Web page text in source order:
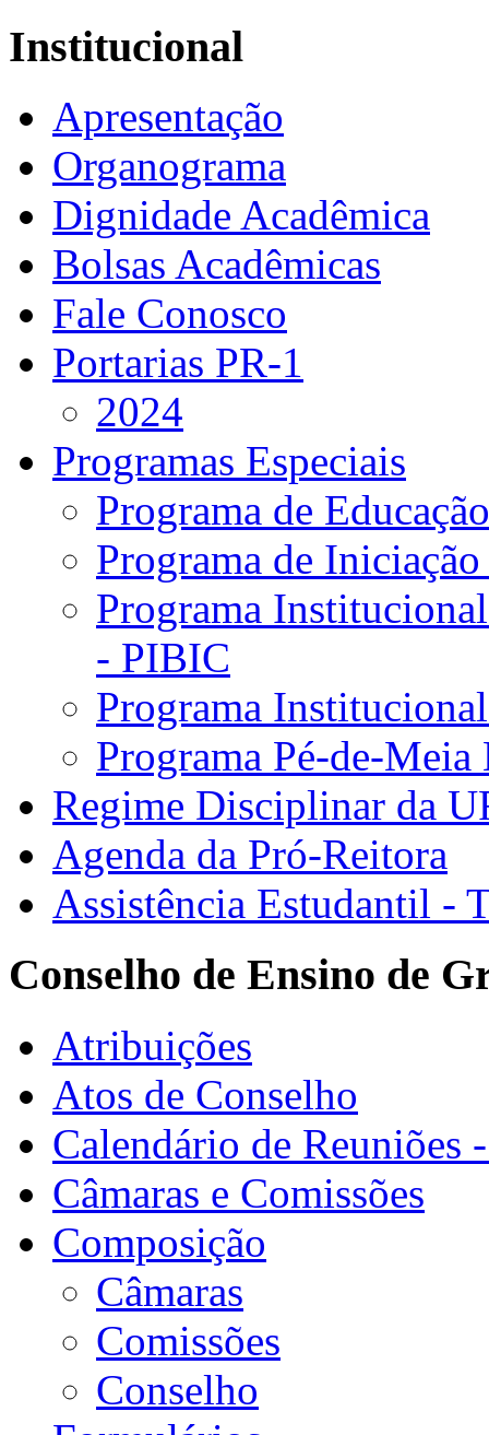
Institucional
Apresentação
Organograma
Dignidade Acadêmica
Bolsas Acadêmicas
Fale Conosco
Portarias PR-1
2024
Programas Especiais
Programa de
Programa de
Programa
- PIBIC
Programa
Programa Pé-de-
Regime Disciplinar da
Agenda da Pró-Reitora
Assistência Estudantil -
Conselho de Ensino de
Atribuições
Atos de Conselho
Calendário de Reuniões
Câmaras e Comissões
Composição
Câmaras
Comissões
Conselho